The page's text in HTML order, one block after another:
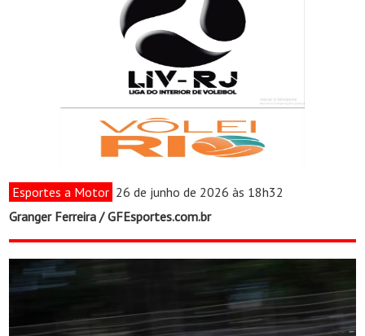
Esportes a Motor 26 de junho de 2026 às 18h32
Granger Ferreira / GFEsportes.com.br